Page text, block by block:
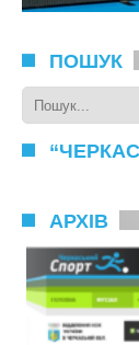
ПОШУК
АРХІВ